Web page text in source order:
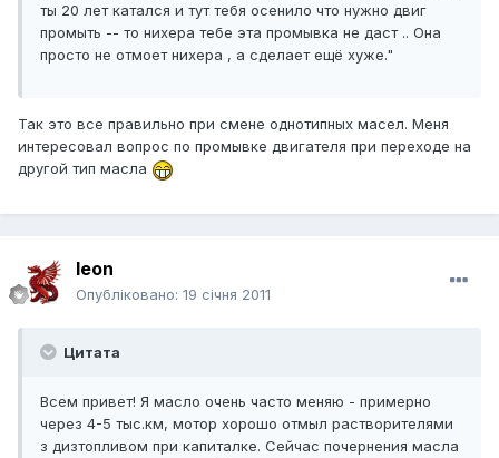
ты 20 лет катался и тут тебя осенило что нужно двиг
промыть -- то нихера тебе эта промывка не даст .. Она
просто не отмоет нихера , а сделает ещё хуже."
Так это все правильно при смене однотипных масел. Меня
интересовал вопрос по промывке двигателя при переходе на
другой тип масла
leon
Опубліковано: 19 січня 2011
Цитата
Всем привет! Я масло очень часто меняю - примерно
через 4-5 тыс.км, мотор хорошо отмыл растворителями
з дизтопливом при капиталке. Сейчас почернения масла